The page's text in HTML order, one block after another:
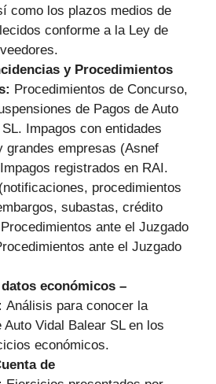
como los plazos medios de
conforme a la Ley de
y Procedimientos
Procedimientos de Concurso,
de Pagos de Auto
Impagos con entidades
grandes empresas (Asnef
registrados en RAI.
procedimientos
subastas, crédito
ante el Juzgado
ante el Juzgado
económicos –
Análisis para conocer la
Auto Vidal Balear SL en los
económicos.
de